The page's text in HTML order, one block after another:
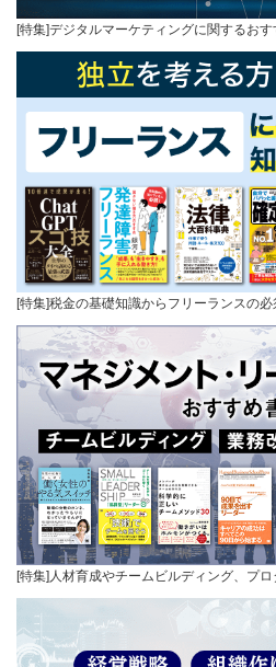
[特集]デジタルマーケティングに関するおす
[特集]税金の基礎知識からフリーランスの
[特集]人材育成やチームビルディング、プ